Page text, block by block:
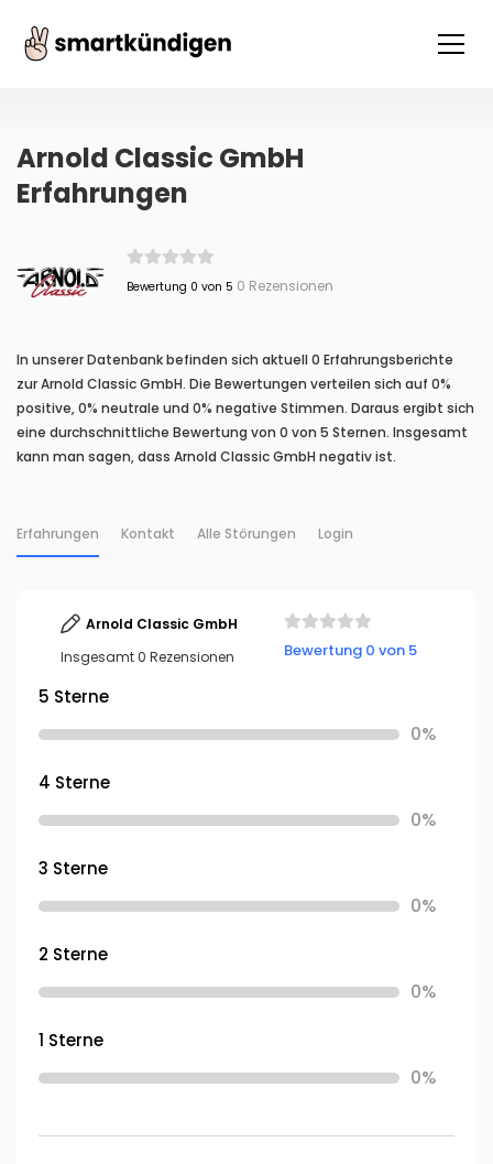
Arnold Classic GmbH
Erfahrungen
Bewertung 0 von 5 0 Rezensionen
In unserer Datenbank befinden sich aktuell 0 Erfahrungsberichte
zur Arnold Classic GmbH. Die Bewertungen verteilen sich auf 0%
positive, 0% neutrale und 0% negative Stimmen. Daraus ergibt sich
eine durchschnittliche Bewertung von 0 von 5 Sternen. Insgesamt
kann man sagen, dass Arnold Classic GmbH negativ ist.
Erfahrungen Kontakt Alle Störungen Login
Arnold Classic GmbH
Insgesamt 0 Rezensionen
Bewertung 0 von 5
5 Sterne
0%
4 Sterne
0%
3 Sterne
0%
2 Sterne
0%
1 Sterne
0%